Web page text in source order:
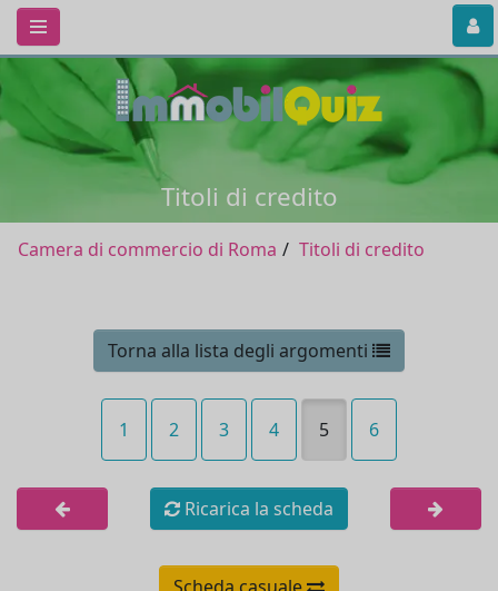
Titoli di credito
Camera di commercio di Roma Titoli di credito
Torna alla lista degli argomenti
1 2 3 4 5 6
Ricarica la scheda